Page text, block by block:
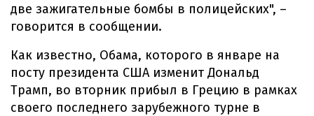
две зажигательные бомбы в полицейских", –
говорится в сообщении.
Как известно, Обама, которого в январе на
посту президента США изменит Дональд
Трамп, во вторник прибыл в Грецию в рамках
своего последнего зарубежного турне в